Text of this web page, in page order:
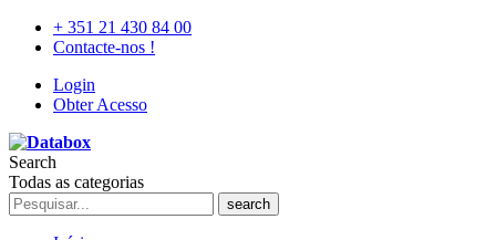
+ 351 21 430 84 00
Contacte-nos !
Login
Obter Acesso
Search
Todas as categorias
search